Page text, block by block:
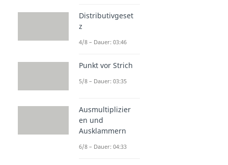
Distributivgeset
z
4/8 – Dauer: 03:46
Punkt vor Strich
5/8 – Dauer: 03:35
Ausmultiplizier
en und
Ausklammern
6/8 – Dauer: 04:33